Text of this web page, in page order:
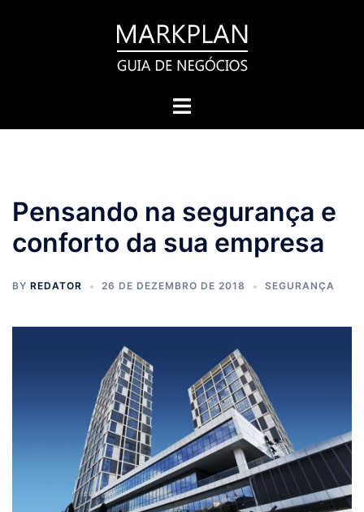
Toggle
Pensando na segurança e
conforto da sua empresa
BY REDATOR 26 DE DEZEMBRO DE 2018 SEGURANÇA